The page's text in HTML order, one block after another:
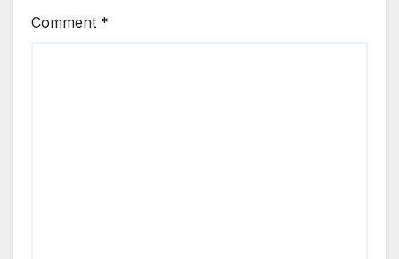
Comment *